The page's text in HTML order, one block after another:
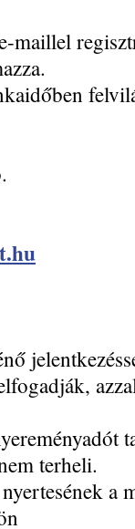
maillel
terheli.
a